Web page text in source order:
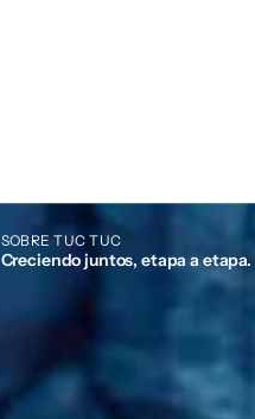
SOBRE TUC TUC
Creciendo juntos, etapa a etapa.